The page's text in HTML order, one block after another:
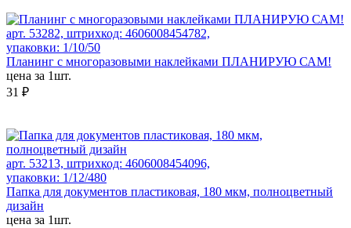
арт. 53282, штрихкод: 4606008454782,
упаковки: 1/10/50
Планинг с многоразовыми наклейками ПЛАНИРУЮ САМ!
цена за 1шт.
31 ₽
арт. 53213, штрихкод: 4606008454096,
упаковки: 1/12/480
Папка для документов пластиковая, 180 мкм, полноцветный
дизайн
цена за 1шт.